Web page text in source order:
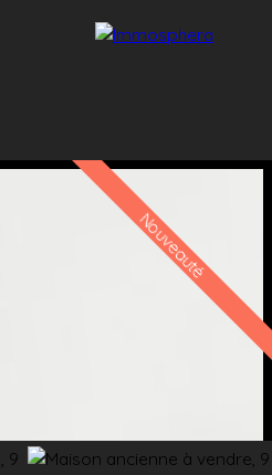
Nouveauté